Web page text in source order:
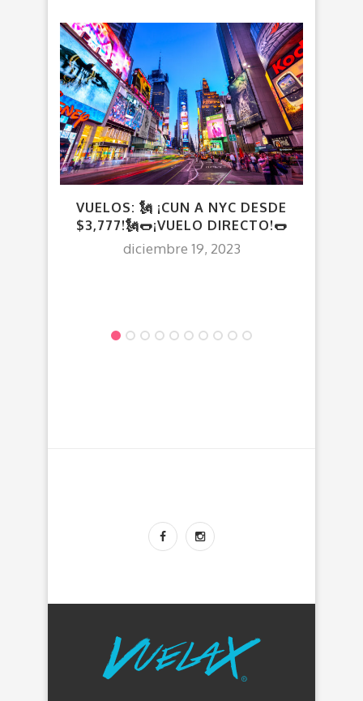
VUELOS: 🗽 ¡CUN A NYC DESDE
$3,777!🗽🌭¡VUELO DIRECTO!🌭
diciembre 19, 2023